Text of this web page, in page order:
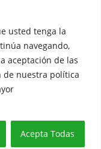
usted tenga la
navegando,
aceptación de las
de nuestra política
Acepta Todas